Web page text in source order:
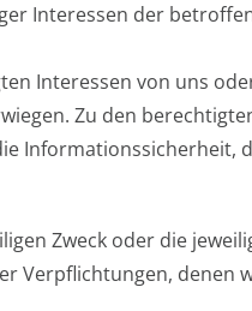
Interessen der
Interessen von uns
Zu den
Informationssicherheit,
Zweck oder die
Verpflichtungen, denen